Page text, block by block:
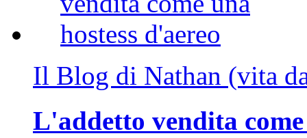
Il Blog di Nathan (vita
L'addetto vendita